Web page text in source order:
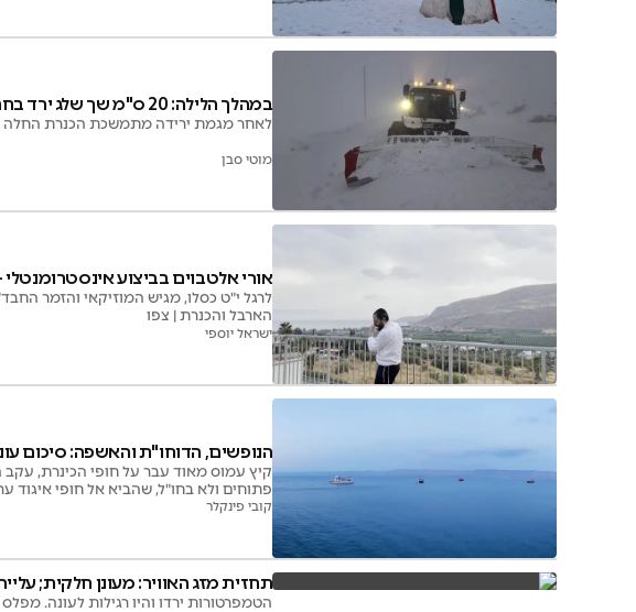
במהלך הלילה: 20 ס"מ שך שלג ירד בחרמון; הכנרת עלתה
לאחר מגמת ירידה מתמשכת הכנרת החלה
מוטי סבן
אורי אלטבוים בביצוע
לרגל י"ט כסלו, מגיש המוזיקאי והזמר
הארבל והכנרת | צפו
ישראל יוספי
הנופשים, הדוחו"ת והאשפה: סיכום
קיץ עמוס מאוד עבר על חופי הכינרת, עקב
פתוחים ולא בחו"ל, שהביא אל חופי איגוד ערים כינרת השקטים כ- 3.35 מיליון
קובי פינקלר
תחזית מזג האוויר: מעונן חלקית;
הטמפרטורות ירדו והיו רגילות לעונה.